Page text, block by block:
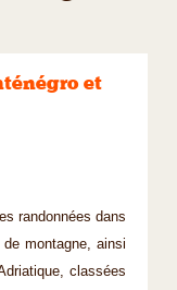
et
randonnées dans
montagne, ainsi
classées